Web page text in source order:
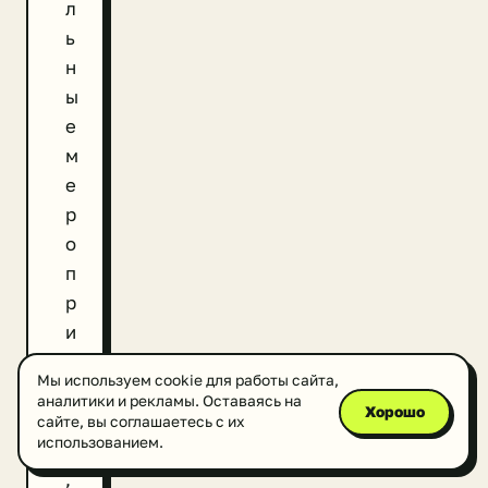
л
ь
н
ы
е
м
е
р
о
п
р
и
я
т
и
я
,
Мы используем cookie для работы сайта,
аналитики и рекламы. Оставаясь на
сайте, вы соглашаетесь с их
использованием.
Хорошо